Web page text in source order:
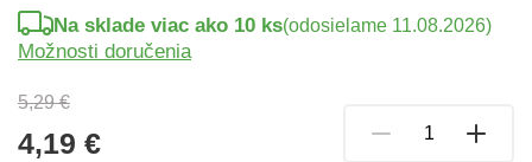
5,29 €
4,19 €
Na sklade viac ako 10 ks(odosielame 11.08.2026)
Možnosti doručenia